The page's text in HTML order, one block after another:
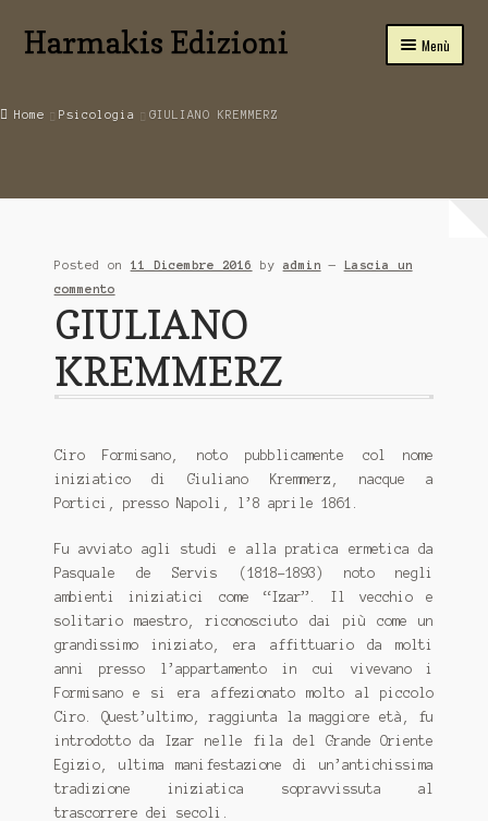
Vai
Vai
Harmakis Edizioni Menù
Chi Siamo
Servizi
Tariffe
CONTATTI
Con la Gioconda e Leonardo sulla Via di Dante
Distribuzione
IL VANGELO DI FILIPPO
EMILIA ROMAGNA-MARCHE-ABRUZZO
Expand
FASTBOOK
IL GIARDINO DEI LIBRI
Home Psicologia GIULIANO KREMMERZ
Posted on 11 Dicembre 2016 by admin — Lascia un
commento
GIULIANO
KREMMERZ
Ciro Formisano, noto pubblicamente col nome
iniziatico di Giuliano Kremmerz, nacque a
Portici, presso Napoli, l’8 aprile 1861.
Fu avviato agli studi e alla pratica ermetica da
Pasquale de Servis (1818-1893) noto negli
ambienti iniziatici come “Izar”. Il vecchio e
solitario maestro, riconosciuto dai più come un
grandissimo iniziato, era affittuario da molti
anni presso l’appartamento in cui vivevano i
Formisano e si era affezionato molto al piccolo
Ciro. Quest’ultimo, raggiunta la maggiore età, fu
introdotto da Izar nelle fila del Grande Oriente
Egizio, ultima manifestazione di un’antichissima
tradizione iniziatica sopravvissuta al
trascorrere dei secoli.